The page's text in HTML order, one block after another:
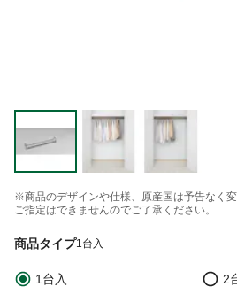
※商品のデザインや仕様、原産国は予告なく変
ご指定はできませんのでご了承ください。
商品タイプ1台入
1台入 2